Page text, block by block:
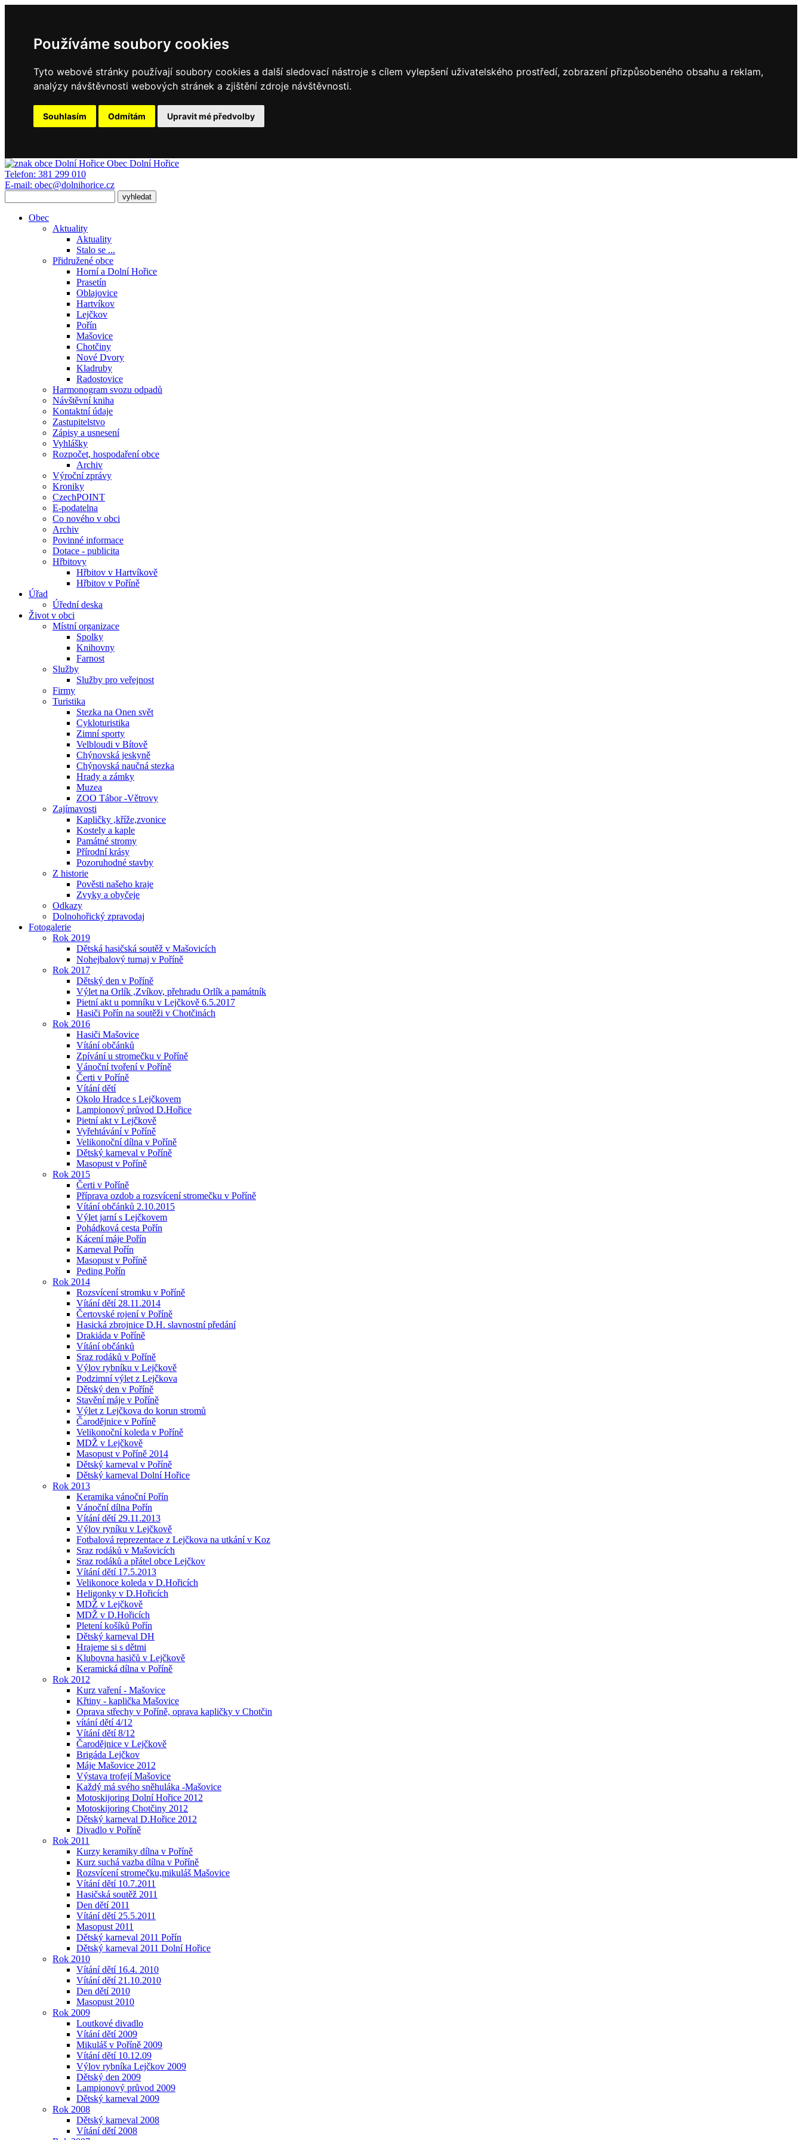
Používáme soubory cookies
Tyto webové stránky používají soubory cookies a další sledovací nástroje s cílem vylepšení uživatelského prostředí, zobrazení přizpůsobeného obsahu a reklam,
analýzy návštěvnosti webových stránek a zjištění zdroje návštěvnosti.
Souhlasím Odmítám Upravit mé předvolby
Obec Dolní Hořice
Telefon: 381 299 010
E-mail: obec@dolnihorice.cz
Obec
Aktuality
Aktuality
Stalo se ...
Přidružené obce
Horní a Dolní Hořice
Prasetín
Oblajovice
Hartvíkov
Lejčkov
Pořín
Mašovice
Chotčiny
Nové Dvory
Kladruby
Radostovice
Harmonogram svozu odpadů
Návštěvní kniha
Kontaktní údaje
Zastupitelstvo
Zápisy a usnesení
Vyhlášky
Rozpočet, hospodaření obce
Archiv
Výroční zprávy
Kroniky
CzechPOINT
E-podatelna
Co nového v obci
Archiv
Povinné informace
Dotace - publicita
Hřbitovy
Hřbitov v Hartvíkově
Hřbitov v Poříně
Úřad
Úřední deska
Život v obci
Místní organizace
Spolky
Knihovny
Farnost
Služby
Služby pro veřejnost
Firmy
Turistika
Stezka na Onen svět
Cykloturistika
Zimní sporty
Velbloudi v Bítově
Chýnovská jeskyně
Chýnovská naučná stezka
Hrady a zámky
Muzea
ZOO Tábor -Větrovy
Zajímavosti
Kapličky ,kříže,zvonice
Kostely a kaple
Památné stromy
Přírodní krásy
Pozoruhodné stavby
Z historie
Pověsti našeho kraje
Zvyky a obyčeje
Odkazy
Dolnohořický zpravodaj
Fotogalerie
Rok 2019
Dětská hasičská soutěž v Mašovicích
Nohejbalový turnaj v Poříně
Rok 2017
Dětský den v Poříně
Výlet na Orlík ,Zvíkov, přehradu Orlík a památník
Pietní akt u pomníku v Lejčkově 6.5.2017
Hasiči Pořín na soutěži v Chotčinách
Rok 2016
Hasiči Mašovice
Vítání občánků
Zpívání u stromečku v Poříně
Vánoční tvoření v Poříně
Čerti v Poříně
Vítání dětí
Okolo Hradce s Lejčkovem
Lampionový průvod D.Hořice
Pietní akt v Lejčkově
Vyřehtávání v Poříně
Velikonoční dílna v Poříně
Dětský karneval v Poříně
Masopust v Poříně
Rok 2015
Čerti v Poříně
Příprava ozdob a rozsvícení stromečku v Poříně
Vítání občánků 2.10.2015
Výlet jarní s Lejčkovem
Pohádková cesta Pořín
Kácení máje Pořín
Karneval Pořín
Masopust v Poříně
Peding Pořín
Rok 2014
Rozsvícení stromku v Poříně
Vítání dětí 28.11.2014
Čertovské rojení v Poříně
Hasická zbrojnice D.H. slavnostní předání
Drakiáda v Poříně
Vítání občánků
Sraz rodáků v Poříně
Výlov rybníku v Lejčkově
Podzimní výlet z Lejčkova
Dětský den v Poříně
Stavění máje v Poříně
Výlet z Lejčkova do korun stromů
Čarodějnice v Poříně
Velikonoční koleda v Poříně
MDŽ v Lejčkově
Masopust v Poříně 2014
Dětský karneval v Poříně
Dětský karneval Dolní Hořice
Rok 2013
Keramika vánoční Pořín
Vánoční dílna Pořín
Vítání dětí 29.11.2013
Výlov ryníku v Lejčkově
Fotbalová reprezentace z Lejčkova na utkání v Koz
Sraz rodáků v Mašovicích
Sraz rodáků a přátel obce Lejčkov
Vítání dětí 17.5.2013
Velikonoce koleda v D.Hořicích
Heligonky v D.Hořicích
MDŽ v Lejčkově
MDŽ v D.Hořicích
Pletení košíků Pořín
Dětský karneval DH
Hrajeme si s dětmi
Klubovna hasičů v Lejčkově
Keramická dílna v Poříně
Rok 2012
Kurz vaření - Mašovice
Křtiny - kaplička Mašovice
Oprava střechy v Poříně, oprava kapličky v Chotčin
vítání dětí 4/12
Vítání dětí 8/12
Čarodějnice v Lejčkově
Brigáda Lejčkov
Máje Mašovice 2012
Výstava trofejí Mašovice
Každý má svého sněhuláka -Mašovice
Motoskijoring Dolní Hořice 2012
Motoskijoring Chotčiny 2012
Dětský karneval D.Hořice 2012
Divadlo v Poříně
Rok 2011
Kurzy keramiky dílna v Poříně
Kurz suchá vazba dílna v Poříně
Rozsvícení stromečku,mikuláš Mašovice
Vítání dětí 10.7.2011
Hasičská soutěž 2011
Den dětí 2011
Vítání dětí 25.5.2011
Masopust 2011
Dětský karneval 2011 Pořín
Dětský karneval 2011 Dolní Hořice
Rok 2010
Vítání dětí 16.4. 2010
Vítání dětí 21.10.2010
Den dětí 2010
Masopust 2010
Rok 2009
Loutkové divadlo
Vítání dětí 2009
Mikuláš v Poříně 2009
Vítání dětí 10.12.09
Výlov rybníka Lejčkov 2009
Dětský den 2009
Lampionový průvod 2009
Dětský karneval 2009
Rok 2008
Dětský karneval 2008
Vítání dětí 2008